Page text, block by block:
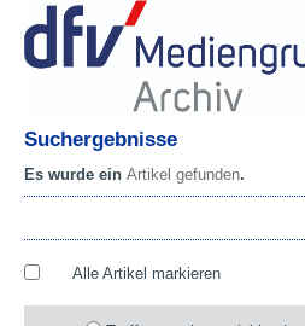
Suchergebnisse
Es wurde ein Artikel gefunden.
Alle Artikel markieren